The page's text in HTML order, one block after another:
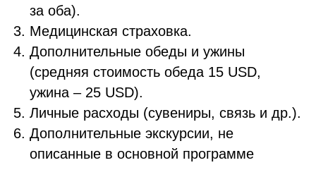
за оба).
Медицинская страховка.
Дополнительные обеды и ужины
(средняя стоимость обеда 15 USD,
ужина – 25 USD).
Личные расходы (сувениры, связь и др.).
Дополнительные экскурсии, не
описанные в основной программе